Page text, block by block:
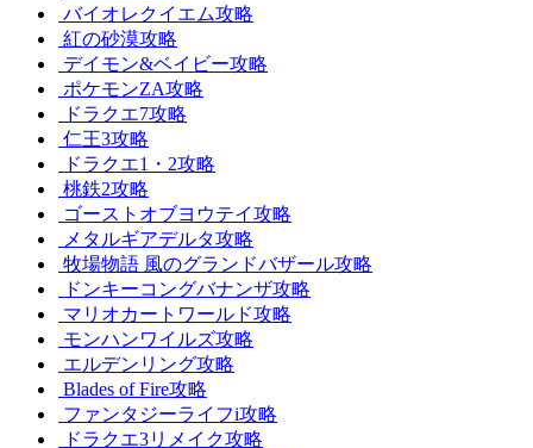
バイオレクイエム攻略
紅の砂漠攻略
デイモン&ベイビー攻略
ポケモンZA攻略
ドラクエ7攻略
仁王3攻略
ドラクエ1・2攻略
桃鉄2攻略
ゴーストオブヨウテイ攻略
メタルギアデルタ攻略
牧場物語 風のグランドバザール攻略
ドンキーコングバナンザ攻略
マリオカートワールド攻略
モンハンワイルズ攻略
エルデンリング攻略
Blades of Fire攻略
ファンタジーライフi攻略
ドラクエ3リメイク攻略